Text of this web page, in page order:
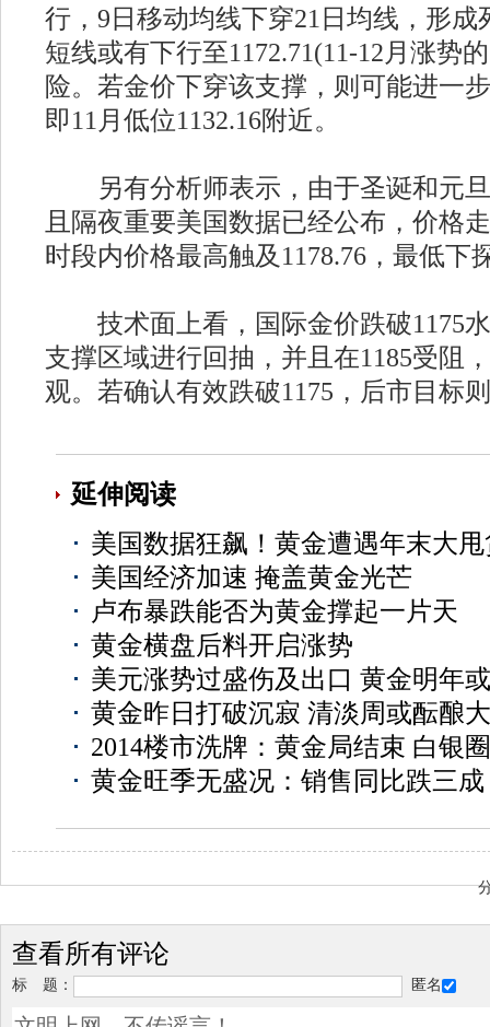
行，9日移动均线下穿21日均线，形
短线或有下行至1172.71(11-12月涨势
险。若金价下穿该支撑，则可能进一
即11月低位1132.16附近。
另有分析师表示，由于圣诞和元旦
且隔夜重要美国数据已经公布，价格
时段内价格最高触及1178.76，最低下
技术面上看，国际金价跌破1175水
支撑区域进行回抽，并且在1185受阻
观。若确认有效跌破1175，后市目标
延伸阅读
美国数据狂飙！黄金遭遇年末大
美国经济加速 掩盖黄金光芒
卢布暴跌能否为黄金撑起一片天
黄金横盘后料开启涨势
美元涨势过盛伤及出口 黄金明年
黄金昨日打破沉寂 清淡周或酝酿
2014楼市洗牌：黄金局结束 白银
黄金旺季无盛况：销售同比跌三成
查看所有评论
标 题： 匿名